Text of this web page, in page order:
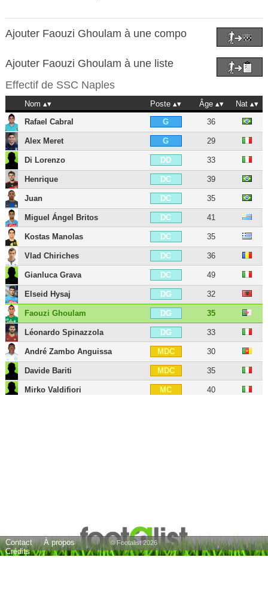
Ajouter Faouzi Ghoulam à une compo
Ajouter Faouzi Ghoulam à une liste
Effectif de SSC Naples
Nom Poste Âge
Nat
Rafael Cabral
G 36
Alex Meret G 29
Di Lorenzo DD 33
Henrique DC 39
Juan DC 35
Miguel Ángel Britos DC 41
Kostas Manolas DC 35
Vlad Chiriches DC 36
Gianluca Grava DC 49
Elseid Hysaj DG 32
Faouzi Ghoulam DG 35
Léonardo Spinazzola DG 33
André Zambo Anguissa MDC 30
Davide Bariti MDC 35
Mirko Valdifiori MC 40
Romelu Lukaku BU 33
Contact
À propos
Crédits
© Footalist 2026